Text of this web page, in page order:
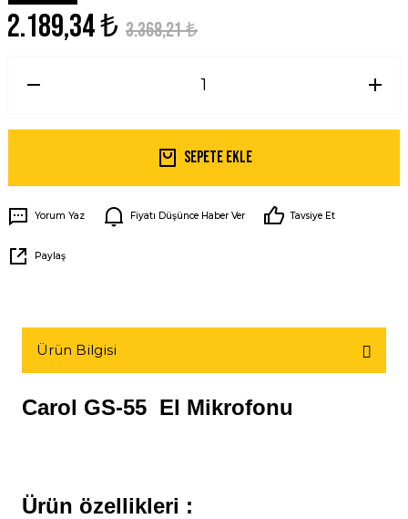
2.189,34 ₺ 3.368,21 ₺
Sepete Ekle
Yorum Yaz Fiyatı Düşünce Haber Ver Tavsiye Et
Paylaş
Ürün Bilgisi
​Carol GS-55 El Mikrofonu
Ürün özellikleri :